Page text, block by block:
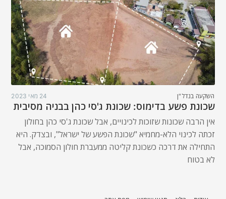
השקעה בנדל"ן 24 מאי 2023
שכונת פשע בדימוס: שכונת ג'סי כהן בבניה מסיבית
אין הרבה שכונות שזוכות לכינויים, אבל שכונת ג'סי כהן בחולון
זכתה לכינוי הלא-מחמיא "שכונת הפשע של ישראל", ובצדק. היא
התחילה את דרכה כשכונת קליטה ממעברת חולון הסמוכה, אבל
לא בטוח